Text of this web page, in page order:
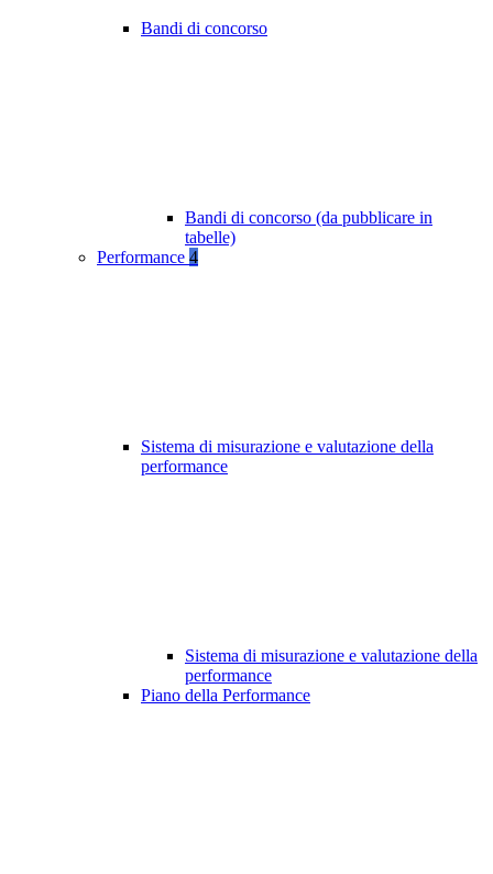
Bandi di concorso
Bandi di concorso (da pubblicare in
tabelle)
Performance 4
Sistema di misurazione e valutazione della
performance
Sistema di misurazione e valutazione della
performance
Piano della Performance